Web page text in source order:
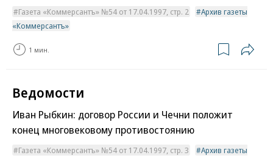
Газета «Коммерсантъ» №54 от 17.04.1997, стр. 2
Архив газеты
«Коммерсантъ»
1 мин.
Ведомости
Иван Рыбкин: договор России и Чечни положит
конец многовековому противостоянию
Газета «Коммерсантъ» №54 от 17.04.1997, стр. 3
Архив газеты